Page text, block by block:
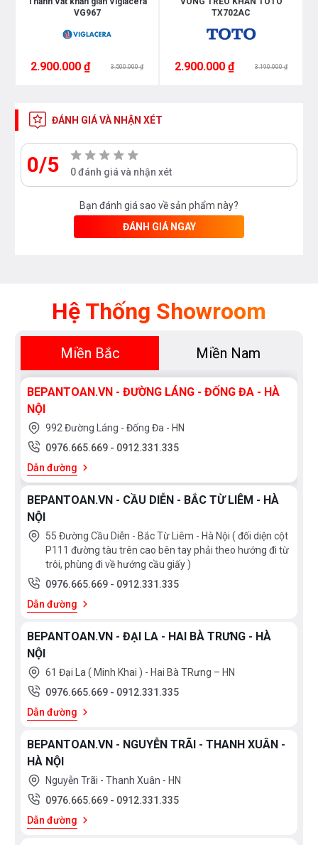
Bạn quan tâm tới những sản phẩm thiết bị
với chúng tôi theo
hotline 0976665669 -
các nhân viên bán hàng của chúng tôi
VG967
2.900.000 ₫ 3.500.000 ₫
TX702AC
2.900.000 ₫ 3.190.000 ₫
ĐÁNH GIÁ VÀ NHẬN XÉT
0/5 0 đánh giá và nhận xét
Bạn đánh giá sao về sản phẩm này?
ĐÁNH GIÁ NGAY
Hệ Thống Showroom
Miền Bắc Miền Nam
BEPANTOAN.VN - ĐƯỜNG LÁNG - ĐỐNG ĐA - HÀ
NỘI
992 Đường Láng - Đống Đa - HN
0976.665.669 - 0912.331.335
Dẫn đường
BEPANTOAN.VN - CẦU DIỄN - BẮC TỪ LIÊM - HÀ
NỘI
55 Đường Cầu Diễn - Bắc Từ Liêm - Hà Nội ( đối diện cột
P111 đường tàu trên cao bên tay phải theo hướng đi từ
trôi, phùng đi về hướng cầu giấy )
0976.665.669 - 0912.331.335
Dẫn đường
BEPANTOAN.VN - ĐẠI LA - HAI BÀ TRƯNG - HÀ
NỘI
61 Đại La ( Minh Khai ) - Hai Bà TRưng – HN
0976.665.669 - 0912.331.335
Dẫn đường
BEPANTOAN.VN - NGUYỄN TRÃI - THANH XUÂN -
HÀ NỘI
Nguyễn Trãi - Thanh Xuân - HN
0976.665.669 - 0912.331.335
Dẫn đường